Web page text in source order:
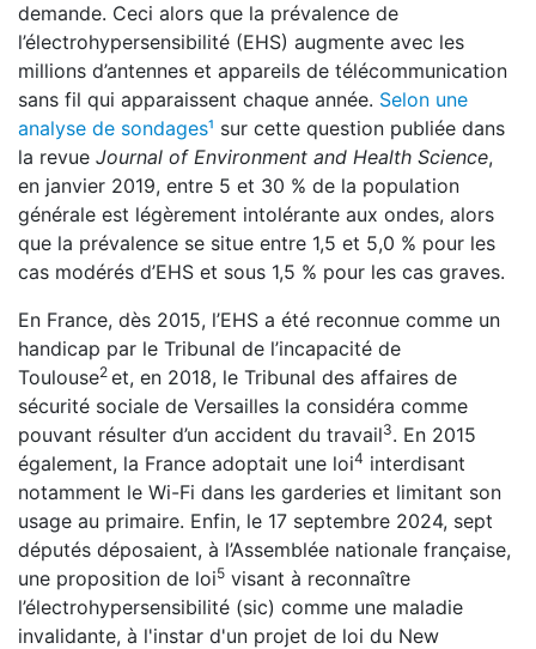
demande. Ceci alors que la prévalence de
l’électrohypersensibilité (EHS) augmente avec les
millions d’antennes et appareils de télécommunication
sans fil qui apparaissent chaque année. Selon une
analyse de sondages¹ sur cette question publiée dans
la revue Journal of Environment and Health Science,
en janvier 2019, entre 5 et 30 % de la population
générale est légèrement intolérante aux ondes, alors
que la prévalence se situe entre 1,5 et 5,0 % pour les
cas modérés d’EHS et sous 1,5 % pour les cas graves.
En France, dès 2015, l’EHS a été reconnue comme un
handicap par le Tribunal de l’incapacité de
Toulouse2 et, en 2018, le Tribunal des affaires de
sécurité sociale de Versailles la considéra comme
pouvant résulter d’un accident du travail3. En 2015
également, la France adoptait une loi4 interdisant
notamment le Wi-Fi dans les garderies et limitant son
usage au primaire. Enfin, le 17 septembre 2024, sept
députés déposaient, à l’Assemblée nationale française,
une proposition de loi5 visant à reconnaître
l’électrohypersensibilité (sic) comme une maladie
invalidante, à l'instar d'un projet de loi du New